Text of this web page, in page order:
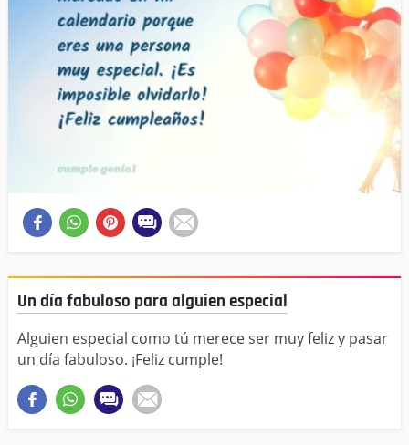
Un día fabuloso para alguien especial
Alguien especial como tú merece ser muy feliz y pasar
un día fabuloso. ¡Feliz cumple!